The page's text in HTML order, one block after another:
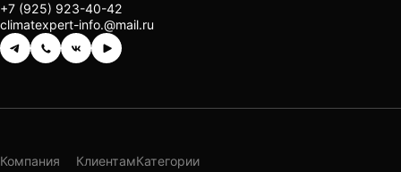
+7 (925) 923-40-42
climatexpert-info.@mail.ru
Компания
КлиентамКатегории